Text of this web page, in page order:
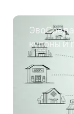
купоны и